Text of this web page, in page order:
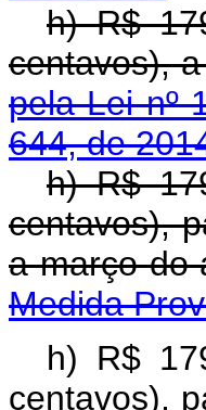
h) R$
pela Lei nº
644, de
h) R$
centavos),
a março do
Medida
h) R$
centavos),